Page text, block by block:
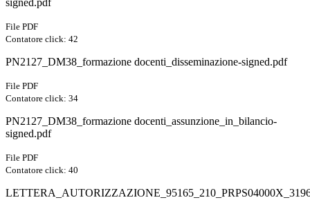
signed.pdf
File PDF
Contatore click: 42
PN2127_DM38_formazione docenti_disseminazione-signed.pdf
File PDF
Contatore click: 34
PN2127_DM38_formazione docenti_assunzione_in_bilancio-
signed.pdf
File PDF
Contatore click: 40